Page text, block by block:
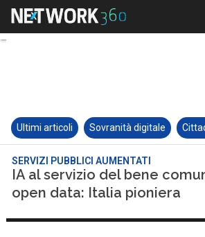
Ultimi articoli Sovranità digitale
SERVIZI PUBBLICI AUMENTATI
IA al servizio del bene
open data: Italia pioniera